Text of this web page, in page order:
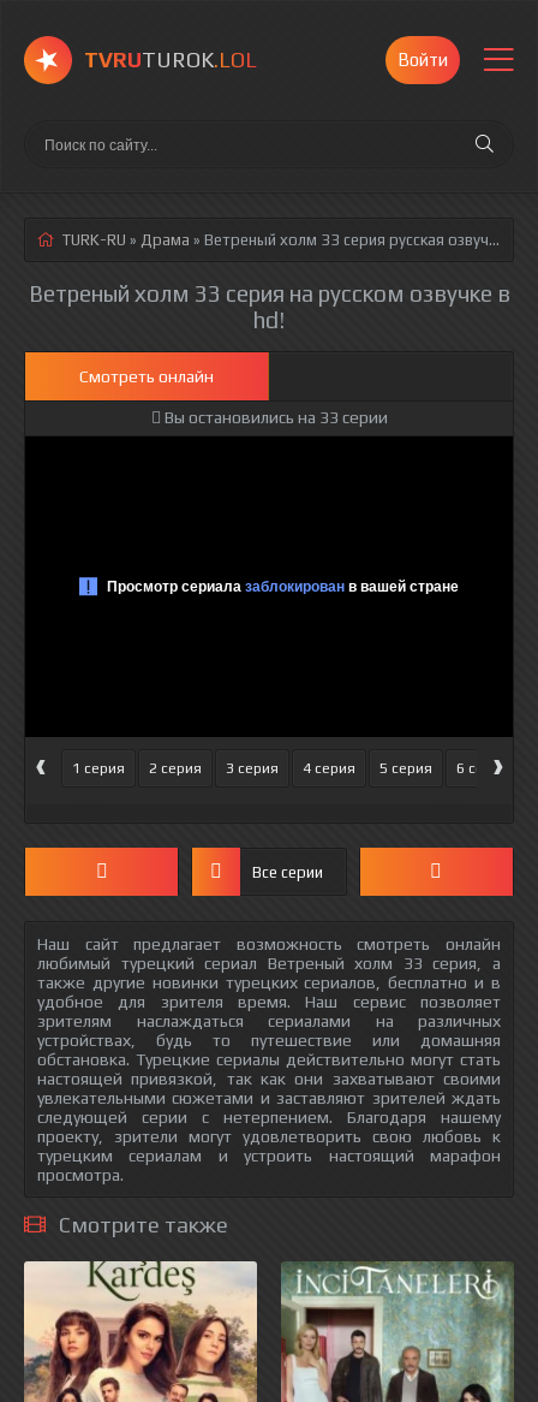
TVRUTUROK.LOL Войти
TURK-RU » Драма » Ветреный холм 33 серия русская озвучка полностью смотреть онлайн!
Ветреный холм 33 серия на русском озвучке в
hd!
Смотреть онлайн
Вы остановились на 33 серии
‹ 1 серия 2 серия 3 серия 4 серия 5 серия 6 серия
›
Все серии
Наш сайт предлагает возможность смотреть онлайн
любимый турецкий сериал Ветреный холм 33 серия, а
также другие новинки турецких сериалов, бесплатно и в
удобное для зрителя время. Наш сервис позволяет
зрителям наслаждаться сериалами на различных
устройствах, будь то путешествие или домашняя
обстановка. Турецкие сериалы действительно могут стать
настоящей привязкой, так как они захватывают своими
увлекательными сюжетами и заставляют зрителей ждать
следующей серии с нетерпением. Благодаря нашему
проекту, зрители могут удовлетворить свою любовь к
турецким сериалам и устроить настоящий марафон
просмотра.
Смотрите также